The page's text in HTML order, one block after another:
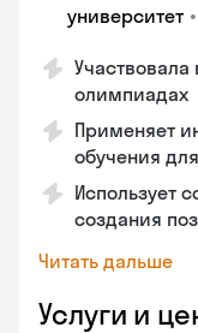
университет •
олимпиадах
Применяет
обучения
Использует
создания
Читать дальше
Услуги и